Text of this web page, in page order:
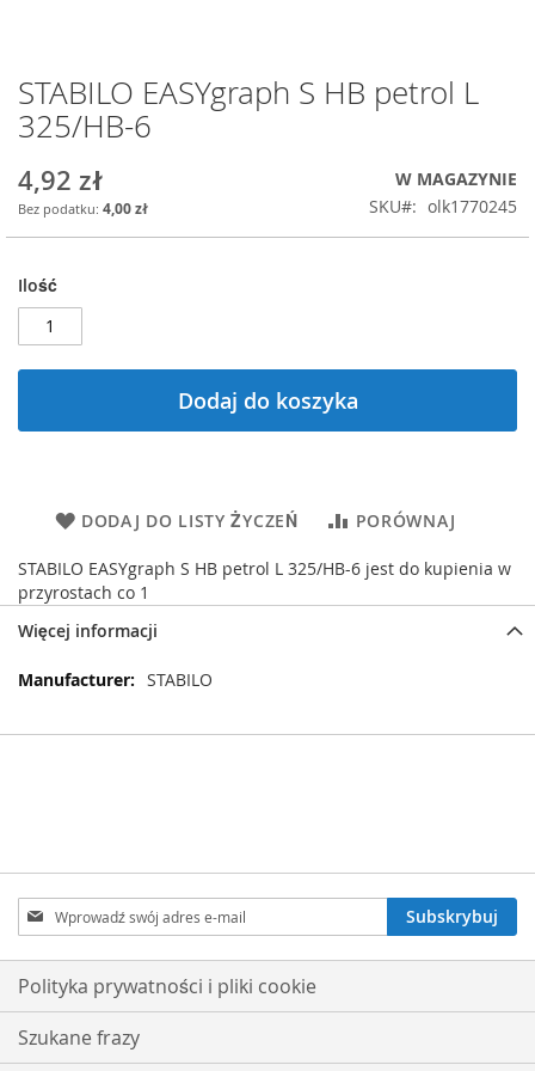
Przejdź
na
początek
STABILO EASYgraph S HB petrol L
325/HB-6
4,92 zł
4,00 zł
W MAGAZYNIE
SKU
olk1770245
Ilość
Dodaj do koszyka
DODAJ DO LISTY ŻYCZEŃ PORÓWNAJ
STABILO EASYgraph S HB petrol L 325/HB-6 jest do kupienia w
przyrostach co 1
Więcej informacji
Więcej
STABILO
Subskrybuj
nasz
newsletter:
Subskrybuj
Polityka prywatności i pliki cookie
Szukane frazy